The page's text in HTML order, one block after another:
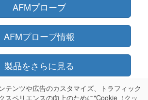
AFMプローブ
AFMプローブ情報
製品をさらに見る
オンラインショップ
テンツや広告のカスタマイズ、トラフィック
スペリエンスの向上のために"Cookie（クッ